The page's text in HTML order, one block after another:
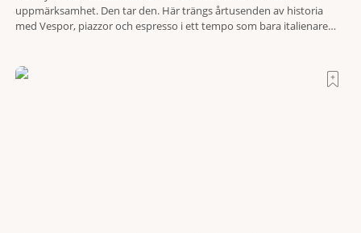
uppmärksamhet. Den tar den. Här trängs årtusenden av historia
med Vespor, piazzor och espresso i ett tempo som bara italienare